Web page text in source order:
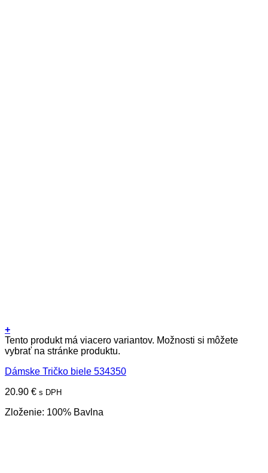
+
Tento produkt má viacero variantov. Možnosti si môžete
vybrať na stránke produktu.
Dámske Tričko biele 534350
20.90 € s DPH
Zloženie: 100% Bavlna